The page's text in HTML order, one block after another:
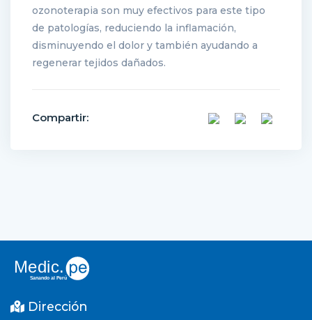
ozonoterapia son muy efectivos para este tipo
de patologías, reduciendo la inflamación,
disminuyendo el dolor y también ayudando a
regenerar tejidos dañados.
Compartir:
Dirección